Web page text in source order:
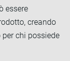
essere
creando
chi possiede